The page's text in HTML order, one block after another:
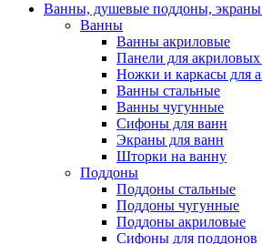
Ванны, душевые поддоны, экраны
Ванны
Ванны акриловые
Панели для
Ножки и каркасы для
Ванны стальные
Ванны чугунные
Сифоны для ванн
Экраны для ванн
Шторки на ванну
Поддоны
Поддоны стальные
Поддоны чугунные
Поддоны акриловые
Сифоны для поддонов